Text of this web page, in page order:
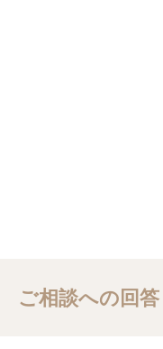
ご相談への回答